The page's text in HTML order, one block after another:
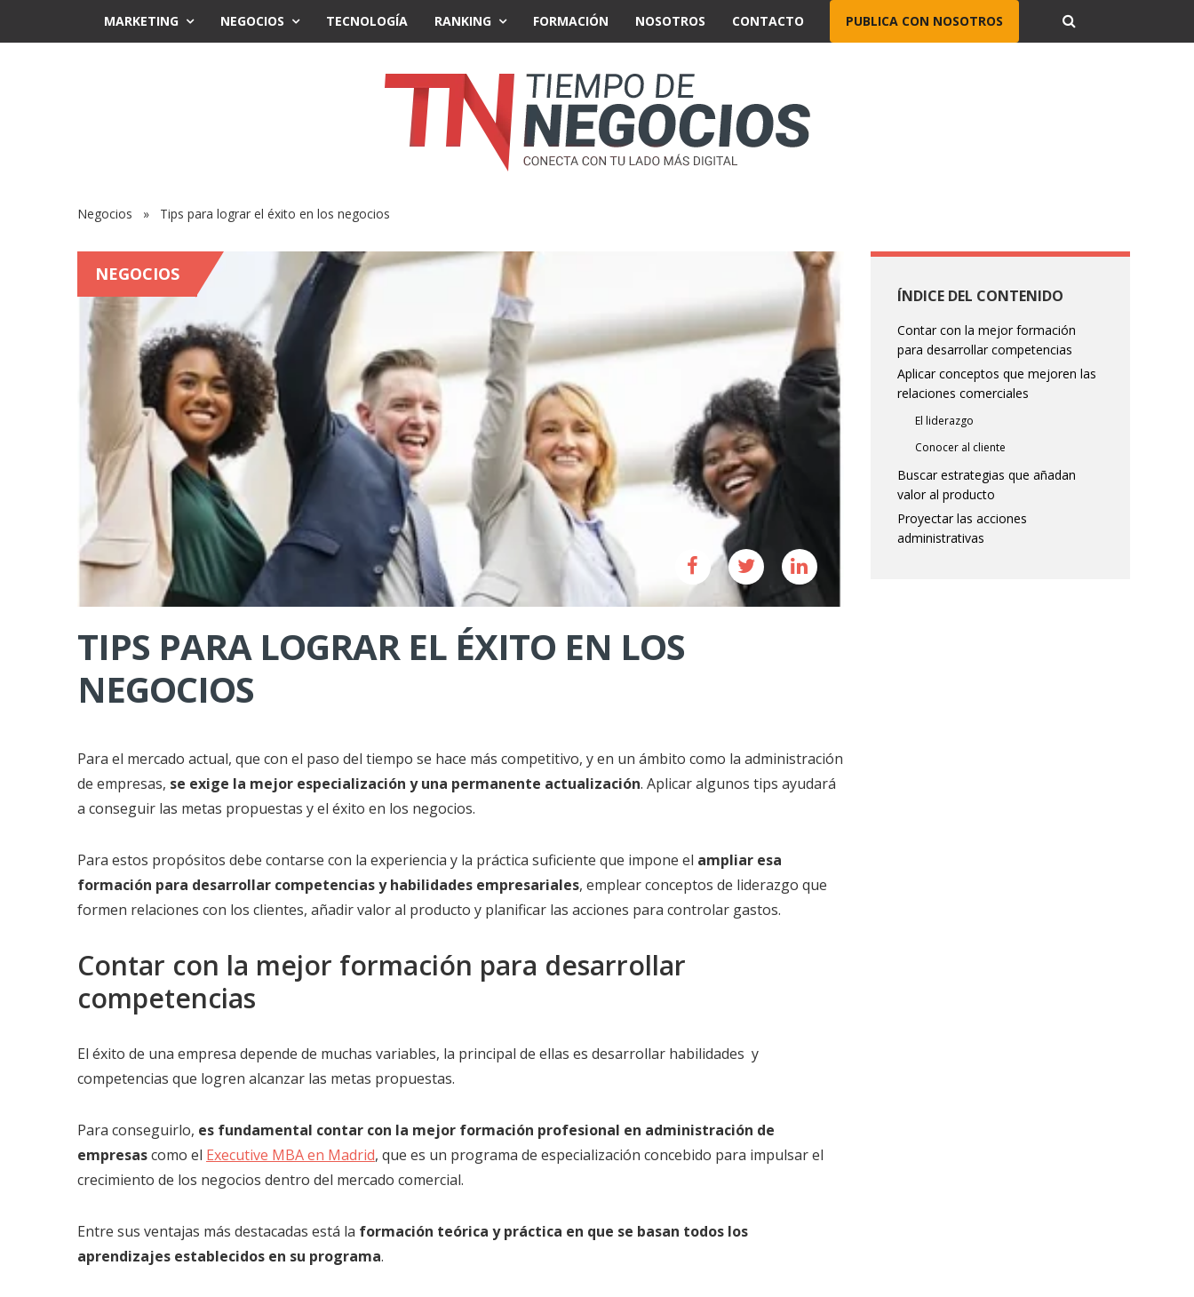
MARKETING NEGOCIOS TECNOLOGÍA RANKING FORMACIÓN NOSOTROS CONTACTO PUBLICA CON NOSOTROS
Negocios » Tips para lograr el éxito en los negocios
NEGOCIOS
TIPS PARA LOGRAR EL ÉXITO EN LOS
NEGOCIOS
Para el mercado actual, que con el paso del tiempo se hace más competitivo, y en un ámbito como la administración
de empresas, se exige la mejor especialización y una permanente actualización. Aplicar algunos tips ayudará
a conseguir las metas propuestas y el éxito en los negocios.
Para estos propósitos debe contarse con la experiencia y la práctica suficiente que impone el ampliar esa
formación para desarrollar competencias y habilidades empresariales, emplear conceptos de liderazgo que
formen relaciones con los clientes, añadir valor al producto y planificar las acciones para controlar gastos.
Contar con la mejor formación para desarrollar
competencias
El éxito de una empresa depende de muchas variables, la principal de ellas es desarrollar habilidades y
competencias que logren alcanzar las metas propuestas.
Para conseguirlo, es fundamental contar con la mejor formación profesional en administración de
empresascomo el Executive MBA en Madrid, que es un programa de especialización concebido para impulsar el
crecimiento de los negocios dentro del mercado comercial.
Entre sus ventajas más destacadas está la formación teórica y práctica en que se basan todos los
aprendizajes establecidos en su programa.
ÍNDICE DEL CONTENIDO
Contar con la mejor formación
para desarrollar competencias
Aplicar conceptos que mejoren las
relaciones comerciales
El liderazgo
Conocer al cliente
Buscar estrategias que añadan
valor al producto
Proyectar las acciones
administrativas